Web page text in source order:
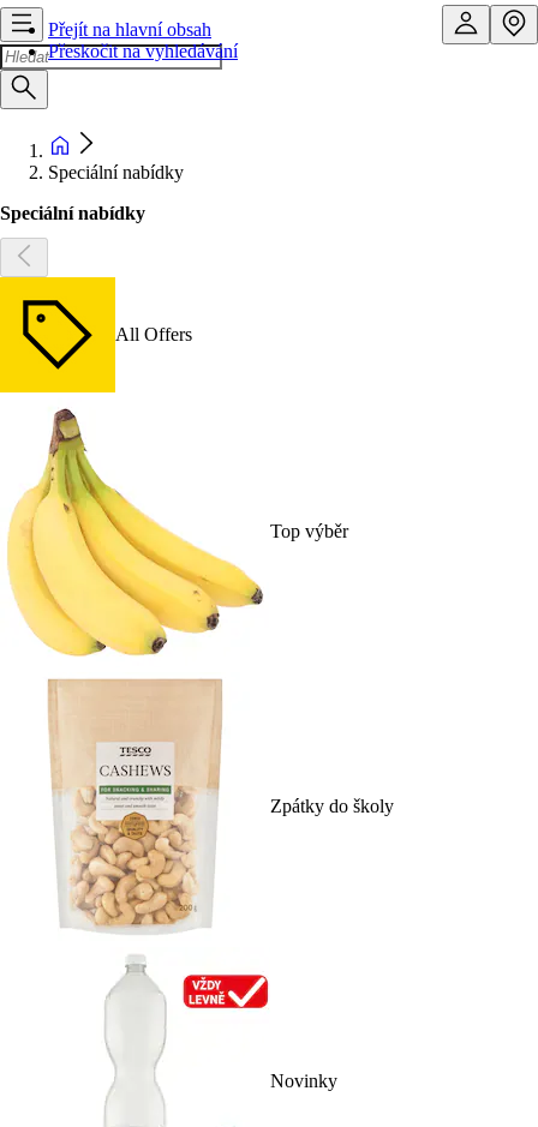
Přejít na hlavní obsah
Přeskočit na vyhledávání
Speciální nabídky
Speciální nabídky
All Offers
Top výběr
Zpátky do školy
Novinky